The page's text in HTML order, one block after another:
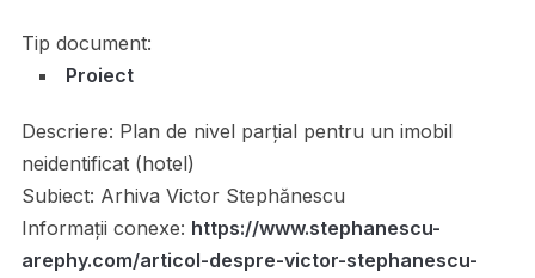
Tip document:
Proiect
Descriere: Plan de nivel parțial pentru un imobil
neidentificat (hotel)
Subiect: Arhiva Victor Stephănescu
Informații conexe: https://www.stephanescu-
arephy.com/articol-despre-victor-stephanescu-